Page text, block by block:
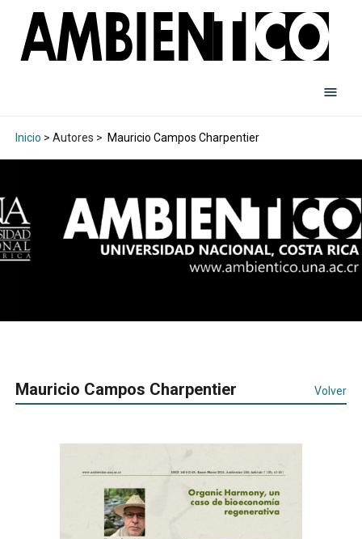
Inicio > Autores > Mauricio Campos Charpentier
Mauricio Campos Charpentier Volver